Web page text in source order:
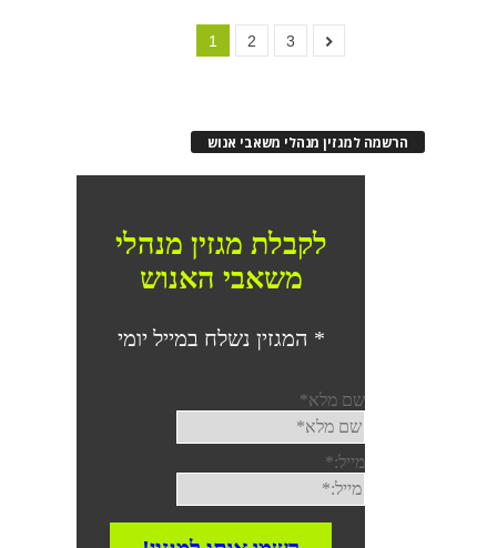
1 2 3
הרשמה למגזין מנהלי משאבי אנוש